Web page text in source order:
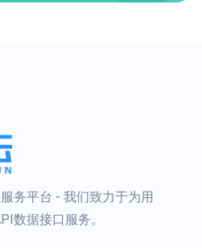
务平台 - 我们致力于为用
数据接口服务。